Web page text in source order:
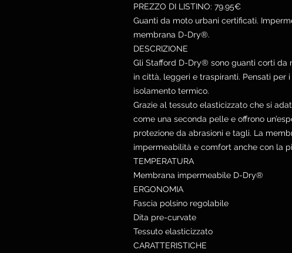
PREZZO DI LISTINO: 79.95€
Guanti da moto urbani certificati.
membrana D-Dry®.
DESCRIZIONE
Gli Stafford D-Dry® sono guanti corti da
in città, leggeri e traspiranti. Pensati per
isolamento termico.
Grazie al tessuto elasticizzato che si
come una seconda pelle e offrono
protezione da abrasioni e tagli. La
impermeabilità e comfort anche con la
TEMPERATURA
Membrana impermeabile D-Dry®
ERGONOMIA
Fascia polsino regolabile
Dita pre-curvate
Tessuto elasticizzato
CARATTERISTICHE